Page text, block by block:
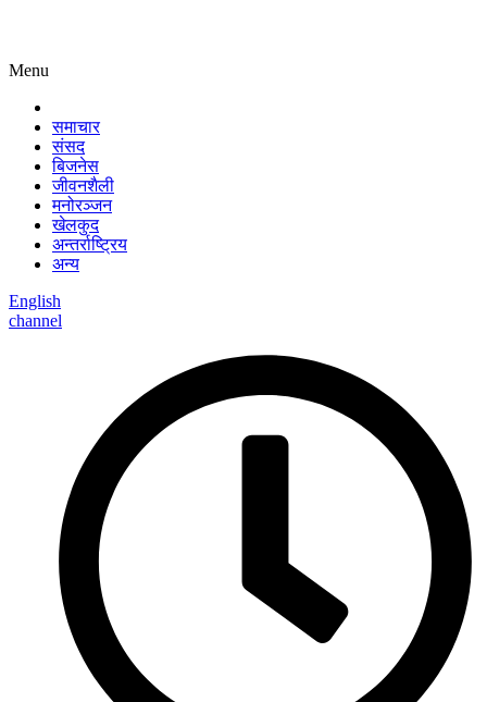
Menu
समाचार
संसद
बिजनेस
जीवनशैली
मनोरञ्जन
खेलकुद
अन्तर्राष्ट्रिय
अन्य
English
channel